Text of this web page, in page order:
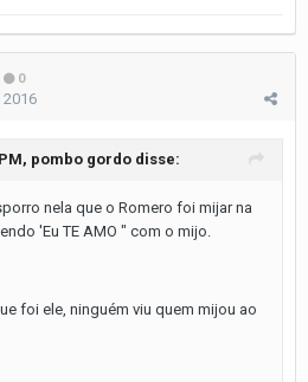
0
2016
pombo gordo disse:
nela que o Romero foi mijar na
'Eu TE AMO " com o mijo.
foi ele, ninguém viu quem mijou ao